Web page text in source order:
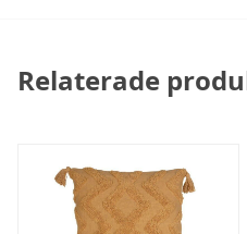
Relaterade